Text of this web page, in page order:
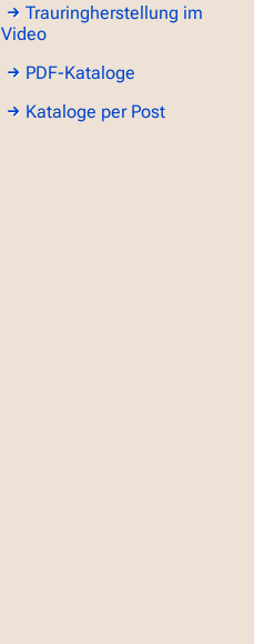
Trauringherstellung im
Video
PDF-Kataloge
Kataloge per Post